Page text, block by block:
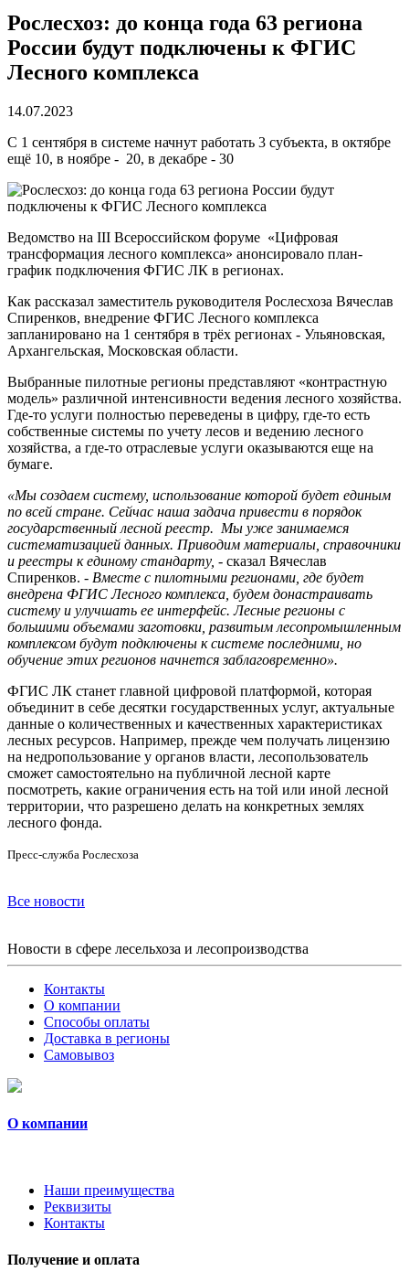
Рослесхоз: до конца года 63 региона
России будут подключены к ФГИС
Лесного комплекса
14.07.2023
С 1 сентября в системе начнут работать 3 субъекта, в октябре
ещё 10, в ноябре - 20, в декабре - 30
Ведомство на III Всероссийском форуме «Цифровая
трансформация лесного комплекса» анонсировало план-
график подключения ФГИС ЛК в регионах.
Как рассказал заместитель руководителя Рослесхоза Вячеслав
Спиренков, внедрение ФГИС Лесного комплекса
запланировано на 1 сентября в трёх регионах - Ульяновская,
Архангельская, Московская области.
Выбранные пилотные регионы представляют «контрастную
модель» различной интенсивности ведения лесного хозяйства.
Где-то услуги полностью переведены в цифру, где-то есть
собственные системы по учету лесов и ведению лесного
хозяйства, а где-то отраслевые услуги оказываются еще на
бумаге.
«Мы создаем систему, использование которой будет единым
по всей стране. Сейчас наша задача привести в порядок
государственный лесной реестр. Мы уже занимаемся
систематизацией данных. Приводим материалы, справочники
и реестры к единому стандарту, - сказал Вячеслав
Спиренков. - Вместе с пилотными регионами, где будет
внедрена ФГИС Лесного комплекса, будем донастраивать
систему и улучшать ее интерфейс. Лесные регионы с
большими объемами заготовки, развитым лесопромышленным
комплексом будут подключены к системе последними, но
обучение этих регионов начнется заблаговременно».
ФГИС ЛК станет главной цифровой платформой, которая
объединит в себе десятки государственных услуг, актуальные
данные о количественных и качественных характеристиках
лесных ресурсов. Например, прежде чем получать лицензию
на недропользование у органов власти, лесопользователь
сможет самостоятельно на публичной лесной карте
посмотреть, какие ограничения есть на той или иной лесной
территории, что разрешено делать на конкретных землях
лесного фонда.
Пресс-служба Рослесхоза
Все новости
Новости в сфере лесельхоза и лесопроизводства
Контакты
О компании
Способы оплаты
Доставка в регионы
Самовывоз
О компании
Наши преимущества
Реквизиты
Контакты
Получение и оплата